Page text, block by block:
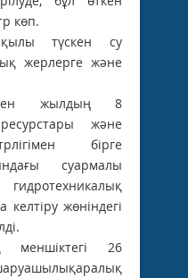
көп.
түскен су
жерлерге және
жылдың 8
және
бірге
суармалы
жөніндегі
меншіктегі 26